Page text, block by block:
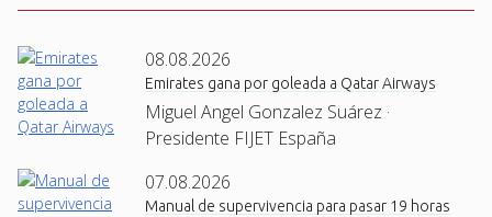
08.08.2026
Emirates gana por goleada a Qatar Airways
Miguel Angel Gonzalez Suárez ·
Presidente FIJET España
07.08.2026
Manual de supervivencia para pasar 19 horas